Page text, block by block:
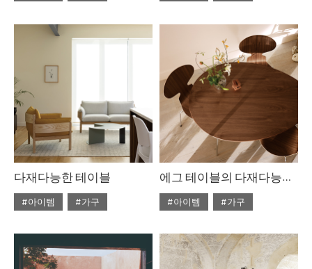
#ISSUE283
#테이블
다재다능한 테이블
#아이템
#가구
에그 테이블의 다재다능한 아름다움
#아이템
#가구
#ISSUE265
#테이블